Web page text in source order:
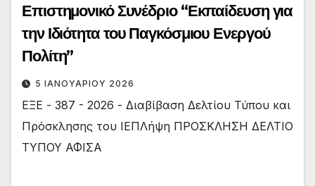
Επιστημονικό Συνέδριο “Εκπαίδευση για
την Ιδιότητα του Παγκόσμιου Ενεργού
Πολίτη”
5 ΙΑΝΟΥΑΡΊΟΥ 2026
ΕΞΕ - 387 - 2026 - Διαβίβαση Δελτίου Τύπου και
Πρόσκλησης του ΙΕΠΛήψη ΠΡΟΣΚΛΗΣΗ ΔΕΛΤΙΟ
ΤΥΠΟΥ ΑΦΙΣΑ